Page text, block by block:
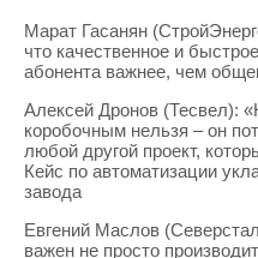
Марат Гасанян
что качественное и
абонента важнее, чем
Алексей Дронов (Тесвел):
коробочным нельзя – он
любой другой проект,
Кейс по автоматизации
завода
Евгений Маслов
важен не просто